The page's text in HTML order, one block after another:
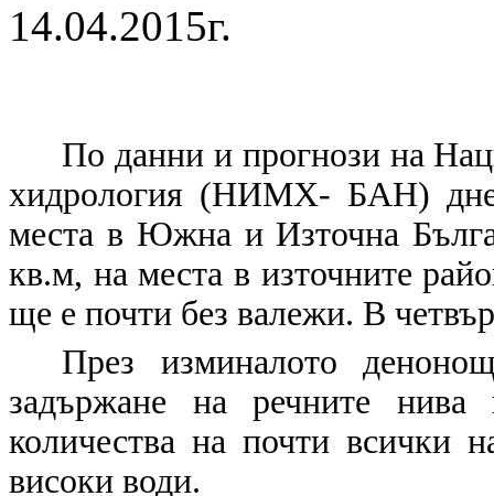
14.04.2015г.
По данни и прогнози на
хидрология (НИМХ- БАН)
места в Южна и Източна
кв.м, на места в източните
ще е почти без валежи. В
През изминалото
задържане на речните
количества на почти всички
високи води.